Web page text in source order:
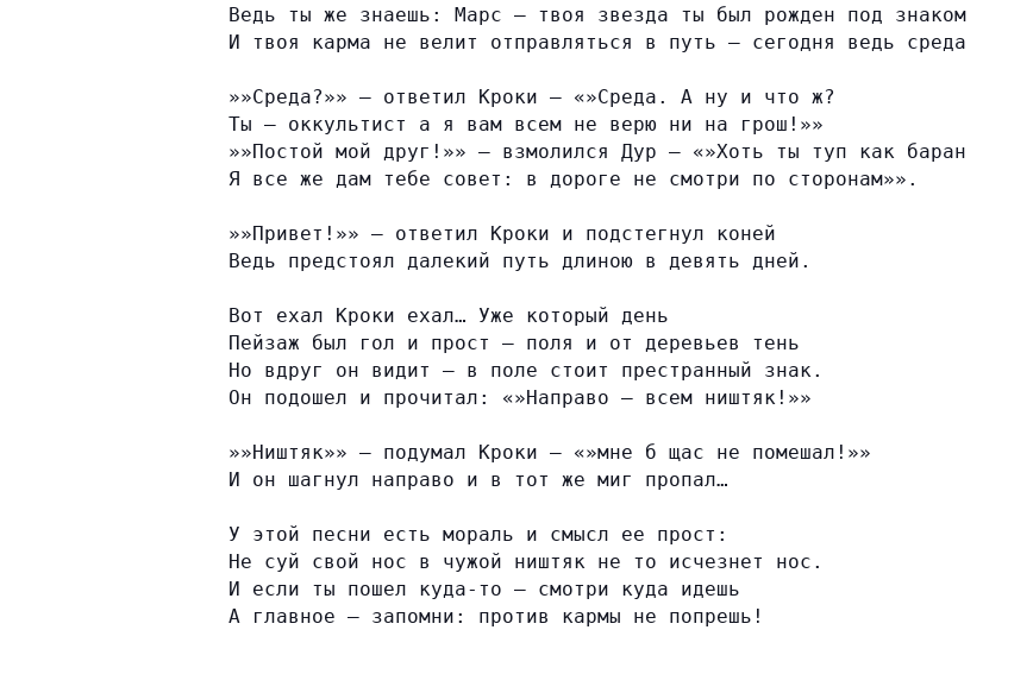
Ведь ты же знаешь: Марс — твоя звезда ты был рожден под знаком Льва
И твоя карма не велит отправляться в путь — сегодня ведь среда!»»
»»Среда?»» — ответил Кроки — «»Среда. А ну и что ж?
Ты — оккультист а я вам всем не верю ни на грош!»»
»»Постой мой друг!»» — взмолился Дур — «»Хоть ты туп как баран
Я все же дам тебе совет: в дороге не смотри по сторонам»».
»»Привет!»» — ответил Кроки и подстегнул коней
Ведь предстоял далекий путь длиною в девять дней.
Вот ехал Кроки ехал… Уже который день
Пейзаж был гол и прост — поля и от деревьев тень
Но вдруг он видит — в поле стоит престранный знак.
Он подошел и прочитал: «»Направо — всем ништяк!»»
»»Ништяк»» — подумал Кроки — «»мне б щас не помешал!»»
И он шагнул направо и в тот же миг пропал…
У этой песни есть мораль и смысл ее прост:
Не суй свой нос в чужой ништяк не то исчезнет нос.
И если ты пошел куда-то — смотри куда идешь
А главное — запомни: против кармы не попрешь!